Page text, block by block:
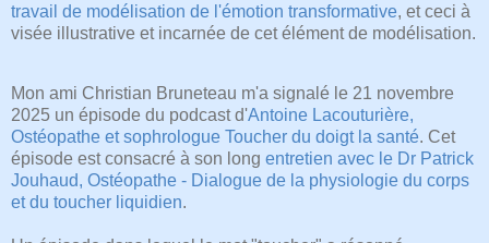
travail de modélisation de l'émotion transformative, et ceci à
visée illustrative et incarnée de cet élément de modélisation.
Mon ami Christian Bruneteau m'a signalé le 21 novembre
2025 un épisode du podcast d'Antoine Lacouturière,
Ostéopathe et sophrologue Toucher du doigt la santé. Cet
épisode est consacré à son long entretien avec le Dr Patrick
Jouhaud, Ostéopathe - Dialogue de la physiologie du corps
et du toucher liquidien.